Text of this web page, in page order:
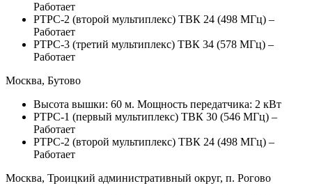
Работает
РТРС-2 (второй мультиплекс) ТВК 24 (498 МГц) –
Работает
РТРС-3 (третий мультиплекс) ТВК 34 (578 МГц) –
Работает
Москва, Бутово
Высота вышки: 60 м. Мощность передатчика: 2 кВт
РТРС-1 (первый мультиплекс) ТВК 30 (546 МГц) –
Работает
РТРС-2 (второй мультиплекс) ТВК 24 (498 МГц) –
Работает
Москва, Троицкий административный округ, п. Рогово